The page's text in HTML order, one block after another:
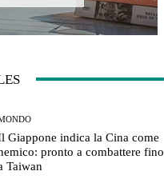
Giappone indica la Cina come
pronto a combattere fino
Taiwan